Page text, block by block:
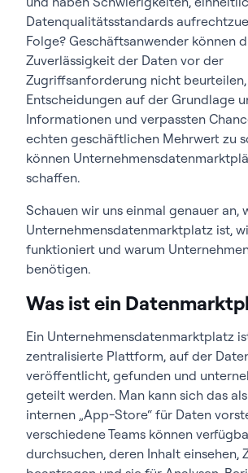
Datenqualitätsstandards
Folge? Geschäftsanwender können
Zuverlässigkeit der Daten vor der
Zugriffsanforderung nicht beurteilen,
Entscheidungen auf der Grundlage
Informationen und verpassten
echten geschäftlichen Mehrwert zu
können
schaffen.
Schauen wir uns einmal genauer an,
Unternehmensdatenmarktplatz ist,
funktioniert und warum
benötigen.
Was ist ein
Ein Unternehmensdatenmarktplatz
zentralisierte Plattform, auf der
veröffentlicht, gefunden und
geteilt werden. Man kann sich das
internen „App-Store“ für Daten
verschiedene Teams können
durchsuchen, deren Inhalt einsehen,